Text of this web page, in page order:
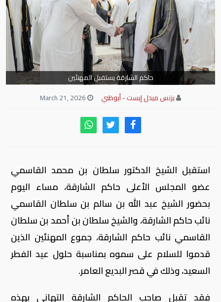
حاكم الشارقة يستقبل المهنئين
بزنس ميدل إيست - أبوظبي
استقبل الشيخ الدكتور سلطان بن محمد القاسمي
عضو المجلس الأعلى حاكم الشارقة، مساء اليوم
بحضور الشيخ عبد الله بن سالم بن سلطان القاسمي
نائب حاكم الشارقة، والشيخ سلطان بن أحمد بن سلطان
القاسمي نائب حاكم الشارقة، جموع المهنئين الذين
قدموا للسلام على سموه بمناسبة حلول عيد الفطر
السعيد، وذلك في قصر البديع العامر.
فقد تقبل صاحب الحاكم الشارقة التهاني بهذه